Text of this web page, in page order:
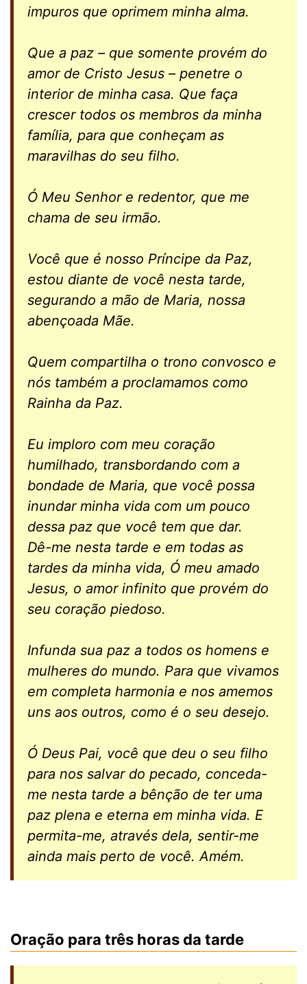
impuros que oprimem minha alma.
Que a paz – que somente provém do
amor de Cristo Jesus – penetre o
interior de minha casa. Que faça
crescer todos os membros da minha
família, para que conheçam as
maravilhas do seu filho.
Ó Meu Senhor e redentor, que me
chama de seu irmão.
Você que é nosso Príncipe da Paz,
estou diante de você nesta tarde,
segurando a mão de Maria, nossa
abençoada Mãe.
Quem compartilha o trono convosco e
nós também a proclamamos como
Rainha da Paz.
Eu imploro com meu coração
humilhado, transbordando com a
bondade de Maria, que você possa
inundar minha vida com um pouco
dessa paz que você tem que dar.
Dê-me nesta tarde e em todas as
tardes da minha vida, Ó meu amado
Jesus, o amor infinito que provém do
seu coração piedoso.
Infunda sua paz a todos os homens e
mulheres do mundo. Para que vivamos
em completa harmonia e nos amemos
uns aos outros, como é o seu desejo.
Ó Deus Pai, você que deu o seu filho
para nos salvar do pecado, conceda-
me nesta tarde a bênção de ter uma
paz plena e eterna em minha vida. E
permita-me, através dela, sentir-me
ainda mais perto de você. Amém.
Oração para três horas da tarde